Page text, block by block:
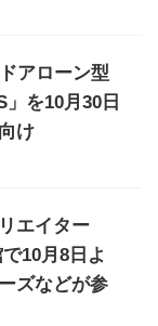
アローン型
を10月30日
け
エイター
10月8日よ
ズなどが参